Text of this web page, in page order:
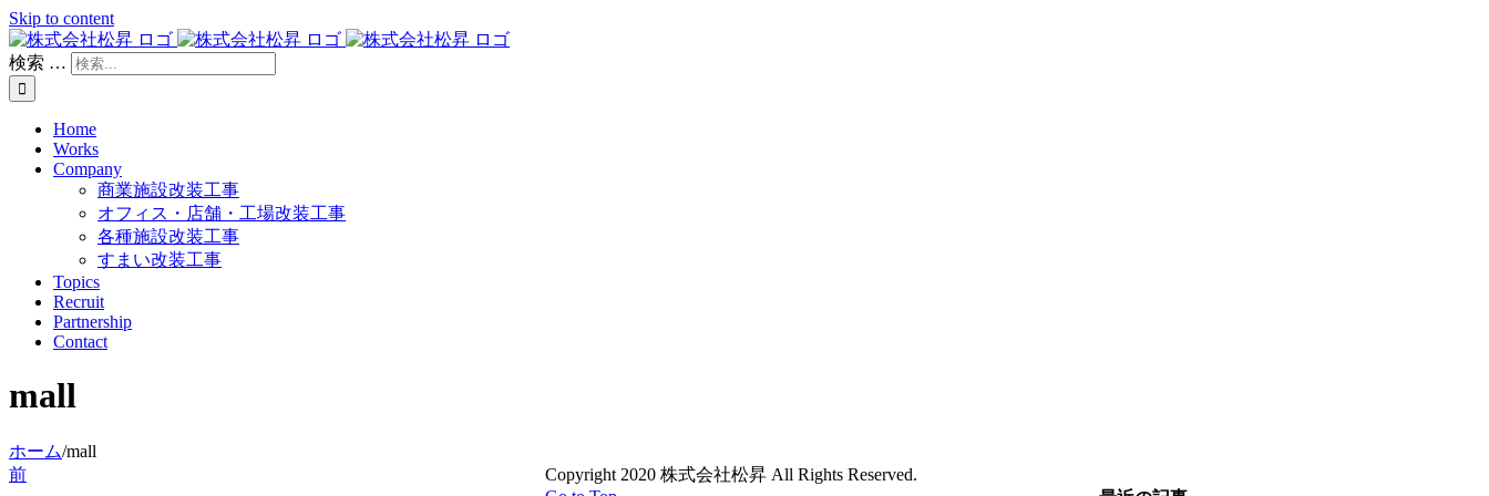
Skip to content
検索 …
Home
Works
Company
商業施設改装工事
オフィス・店舗・工場改装工事
各種施設改装工事
すまい改装工事
Topics
Recruit
Partnership
Contact
mall
ホーム/mall
前
Copyright 2020 株式会社松昇 All Rights Reserved.